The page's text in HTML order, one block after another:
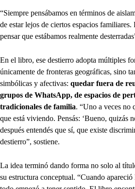
“Siempre pensábamos en términos de
de estar lejos de ciertos espacios
pensar que estábamos realmente
En el libro, ese destierro adopta múltiples
únicamente de fronteras geográficas, sino
simbólicas y afectivas: quedar fuera de
grupos de WhatsApp, de espacios de
tradicionales de familia. “Uno a veces no
que está viviendo. Pensás: ‘Bueno, quizás
después entendés que sí, que existe
destierro”, sostiene.
La idea terminó dando forma no solo al
su estructura conceptual. “Cuando apareció